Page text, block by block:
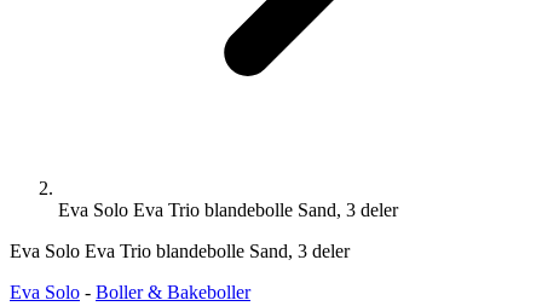
Eva Solo Eva Trio blandebolle Sand, 3 deler
Eva Solo Eva Trio blandebolle Sand, 3 deler
Eva Solo - Boller & Bakeboller